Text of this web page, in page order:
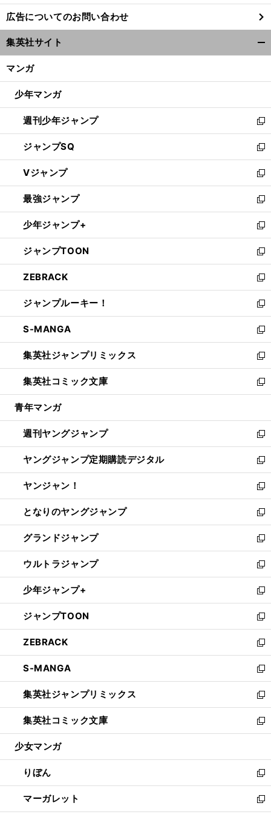
し
い
ウ
ィ
ン
ウ
開
く
広告についてのお問い合わせ
集英社サイト
マンガ
少年マンガ
週刊少年ジャンプ
新
し
い
ウ
ィ
ン
ド
ウ
で
開
く
ジャンプSQ
新
し
い
ウ
ィ
ン
ド
ウ
で
開
く
Vジャンプ
新
し
い
ウ
ィ
ン
ド
ウ
で
開
く
最強ジャンプ
新
し
い
ウ
ィ
ン
ド
ウ
で
開
く
少年ジャンプ+
新
し
い
ウ
ィ
ン
ド
ウ
で
開
く
ジャンプTOON
新
し
い
ウ
ィ
ン
ド
ウ
で
開
く
ZEBRACK
新
し
い
ウ
ィ
ン
ド
ウ
で
開
ジャンプルーキー！
新
し
い
ウ
ィ
ン
ド
ウ
開
く
S-MANGA
新
し
い
ウ
ィ
ン
ウ
で
開
く
集英社ジャンプリミックス
新
し
い
ウ
ン
ド
ウ
で
開
く
集英社コミック文庫
新
し
ウ
ィ
ン
ド
ウ
で
開
く
青年マンガ
週刊ヤングジャンプ
新
し
い
ウ
ィ
ン
ド
ウ
で
開
く
ヤングジャンプ定期購読デジタル
新
し
い
ウ
ィ
ン
ド
ウ
で
開
く
ヤンジャン！
新
し
い
ウ
ィ
ン
ド
ウ
で
開
く
となりのヤングジャンプ
新
し
い
ウ
ィ
ン
ド
ウ
で
開
く
グランドジャンプ
新
し
い
ウ
ィ
ン
ド
ウ
で
開
く
ウルトラジャンプ
新
し
い
ウ
ィ
ン
ド
ウ
で
開
く
少年ジャンプ+
新
し
い
ウ
ィ
ン
ド
ウ
で
開
く
ジャンプTOON
新
し
い
ウ
ィ
ン
ド
ウ
で
開
ZEBRACK
新
し
い
ウ
ィ
ン
ド
ウ
開
く
S-MANGA
新
し
い
ウ
ィ
ン
ウ
で
開
く
集英社ジャンプリミックス
新
し
い
ウ
ン
ド
ウ
で
開
集英社コミック文庫
新
し
ウ
ィ
ン
ド
ウ
少女マンガ
りぼん
新
し
い
ウ
マーガレット
新
し